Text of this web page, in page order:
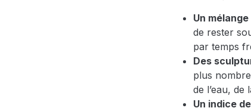
Un
de rester
par temps
Des
plus
de l’eau,
Un indice